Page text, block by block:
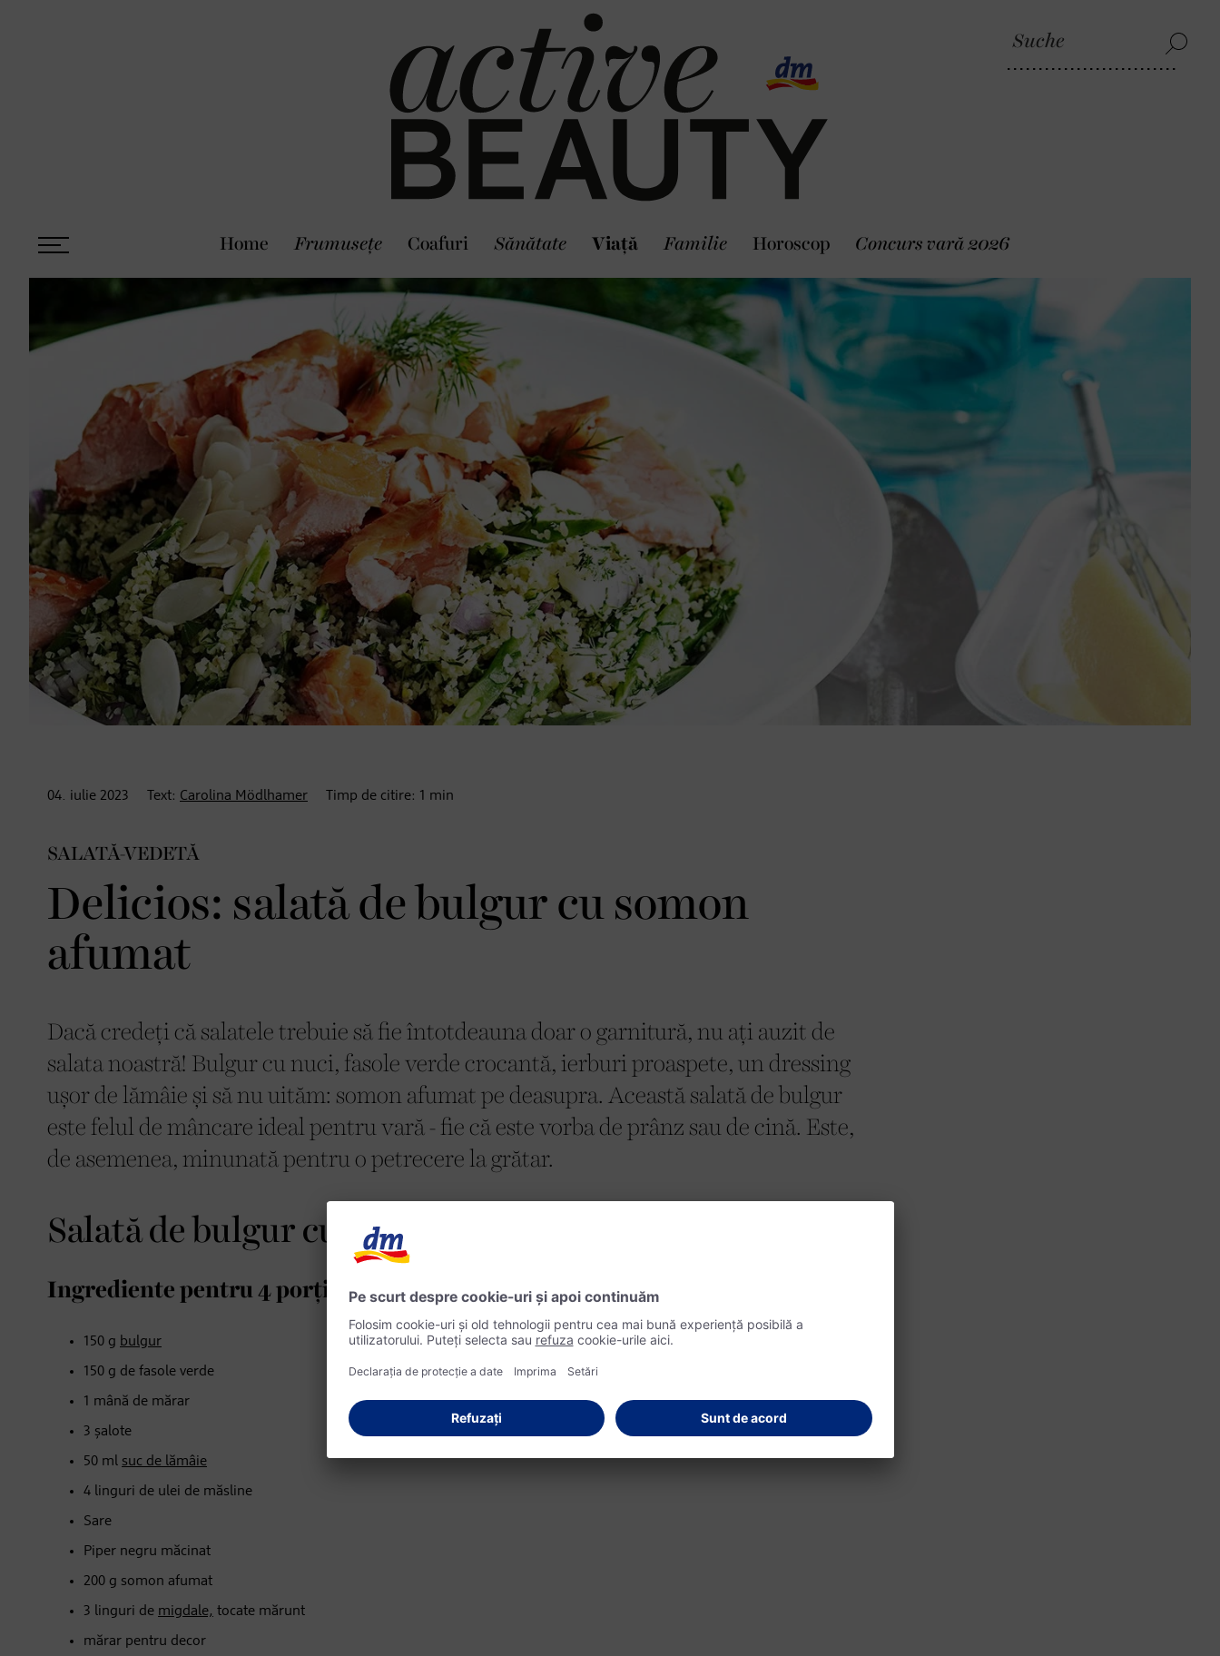
Home Frumusețe Coafuri Sănătate Viaţă Familie Horoscop Concurs vară 2026
04. iulie 2023 Text: Carolina Mödlhamer Timp de citire: 1 min
SALATĂ-VEDETĂ
Delicios: salată de bulgur cu somon
afumat
Dacă credeți că salatele trebuie să fie întotdeauna doar o garnitură, nu ați auzit de
salata noastră! Bulgur cu nuci, fasole verde crocantă, ierburi proaspete, un dressing
ușor de lămâie și să nu uităm: somon afumat pe deasupra. Această salată de bulgur
este felul de mâncare ideal pentru vară - fie că este vorba de prânz sau de cină. Este,
de asemenea, minunată pentru o petrecere la grătar.
Salată de bulgur cu somon afumat
Ingrediente pentru 4 porți:
150 g bulgur
150 g de fasole verde
1 mână de mărar
3 șalote
50 ml suc de lămâie
4 linguri de ulei de măsline
Sare
Piper negru măcinat
200 g somon afumat
3 linguri de migdale, tocate mărunt
mărar pentru decor